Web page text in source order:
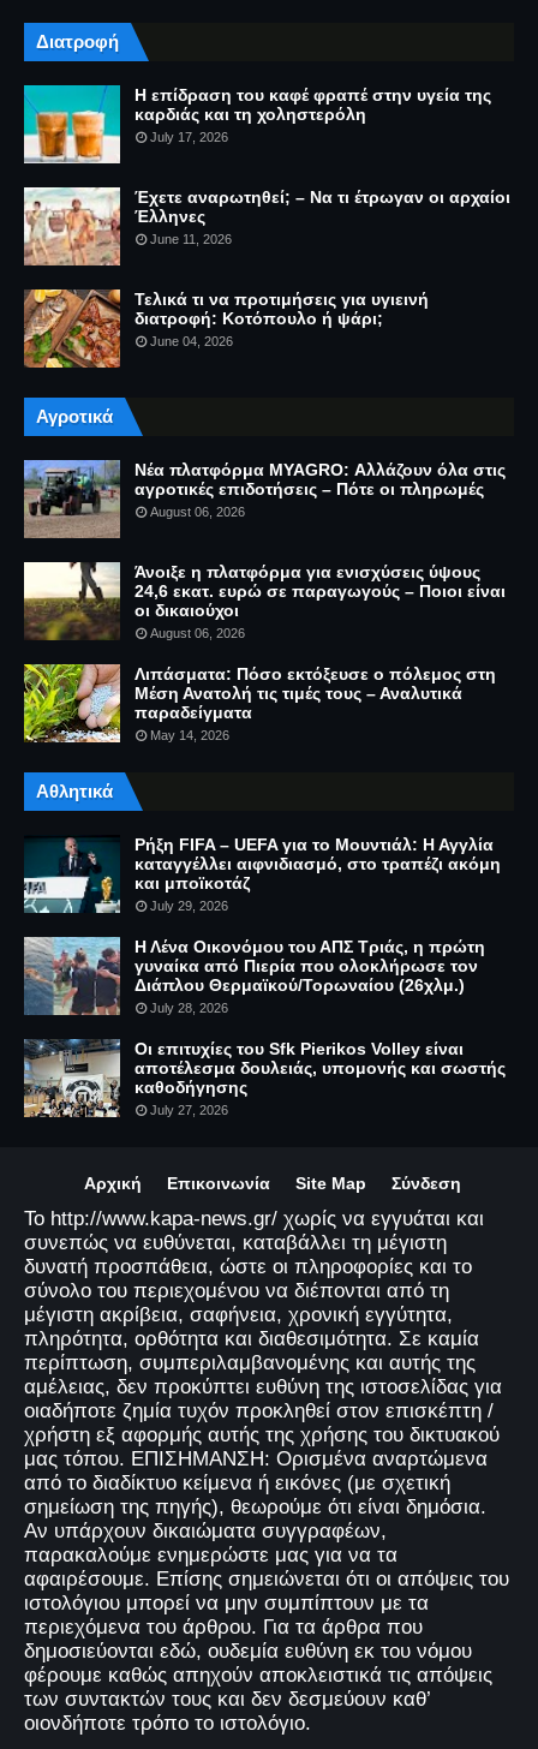
Διατροφή
Η επίδραση του καφέ φραπέ στην υγεία της
καρδιάς και τη χοληστερόλη
July 17, 2026
Έχετε αναρωτηθεί; – Να τι έτρωγαν οι αρχαίοι
Έλληνες
June 11, 2026
Τελικά τι να προτιμήσεις για υγιεινή
διατροφή: Κοτόπουλο ή ψάρι;
June 04, 2026
Αγροτικά
Νέα πλατφόρμα MYAGRO: Αλλάζουν όλα στις
αγροτικές επιδοτήσεις – Πότε οι πληρωμές
August 06, 2026
Άνοιξε η πλατφόρμα για ενισχύσεις ύψους
24,6 εκατ. ευρώ σε παραγωγούς – Ποιοι είναι
οι δικαιούχοι
August 06, 2026
Λιπάσματα: Πόσο εκτόξευσε ο πόλεμος στη
Μέση Ανατολή τις τιμές τους – Αναλυτικά
παραδείγματα
May 14, 2026
Αθλητικά
Ρήξη FIFA – UEFA για το Μουντιάλ: Η Αγγλία
καταγγέλλει αιφνιδιασμό, στο τραπέζι ακόμη
και μποϊκοτάζ
July 29, 2026
Η Λένα Οικονόμου του ΑΠΣ Τριάς, η πρώτη
γυναίκα από Πιερία που ολοκλήρωσε τον
Διάπλου Θερμαϊκού/Τορωναίου (26χλμ.)
July 28, 2026
Οι επιτυχίες του Sfk Pierikos Volley είναι
αποτέλεσμα δουλειάς, υπομονής και σωστής
καθοδήγησης
July 27, 2026
Αρχική Επικοινωνία Site Map Σύνδεση
Το http://www.kapa-news.gr/ χωρίς να εγγυάται και
συνεπώς να ευθύνεται, καταβάλλει τη μέγιστη
δυνατή προσπάθεια, ώστε οι πληροφορίες και το
σύνολο του περιεχομένου να διέπονται από τη
μέγιστη ακρίβεια, σαφήνεια, χρονική εγγύτητα,
πληρότητα, ορθότητα και διαθεσιμότητα. Σε καμία
περίπτωση, συμπεριλαμβανομένης και αυτής της
αμέλειας, δεν προκύπτει ευθύνη της ιστοσελίδας για
οιαδήποτε ζημία τυχόν προκληθεί στον επισκέπτη /
χρήστη εξ αφορμής αυτής της χρήσης του δικτυακού
μας τόπου. ΕΠΙΣΗΜΑΝΣΗ: Ορισμένα αναρτώμενα
από το διαδίκτυο κείμενα ή εικόνες (με σχετική
σημείωση της πηγής), θεωρούμε ότι είναι δημόσια.
Αν υπάρχουν δικαιώματα συγγραφέων,
παρακαλούμε ενημερώστε μας για να τα
αφαιρέσουμε. Επίσης σημειώνεται ότι οι απόψεις του
ιστολόγιου μπορεί να μην συμπίπτουν με τα
περιεχόμενα του άρθρου. Για τα άρθρα που
δημοσιεύονται εδώ, ουδεμία ευθύνη εκ του νόμου
φέρουμε καθώς απηχούν αποκλειστικά τις απόψεις
των συντακτών τους και δεν δεσμεύουν καθ’
οιονδήποτε τρόπο το ιστολόγιο.